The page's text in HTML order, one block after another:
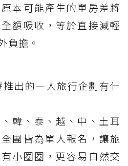
本可能產生的單房差將
額吸收，等於直接減輕
負擔。
出的一人旅行企劃有什
韓、泰、越、中、土耳
團皆為單人報名，讓旅
小圈圈，更容易自然交